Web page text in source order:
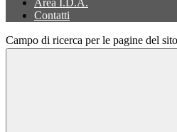
Area I.D.A.
Contatti
Campo di ricerca per le pagine del sito